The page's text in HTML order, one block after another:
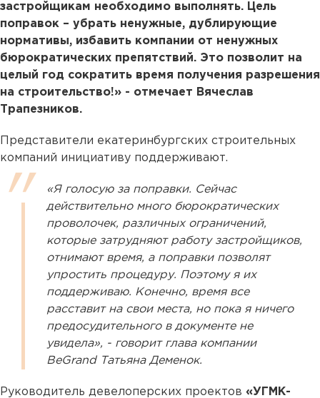
застройщикам необходимо выполнять. Цель
поправок – убрать ненужные, дублирующие
нормативы, избавить компании от ненужных
бюрократических препятствий. Это позволит на
целый год сократить время получения разрешения
на строительство!» - отмечает Вячеслав
Трапезников.
Представители екатеринбургских строительных
компаний инициативу поддерживают.
«Я голосую за поправки. Сейчас
действительно много бюрократических
проволочек, различных ограничений,
которые затрудняют работу застройщиков,
отнимают время, а поправки позволят
упростить процедуру. Поэтому я их
поддерживаю. Конечно, время все
расставит на свои места, но пока я ничего
предосудительного в документе не
увидела», - говорит глава компании
BeGrand Татьяна Деменок.
Руководитель девелоперских проектов «УГМК-